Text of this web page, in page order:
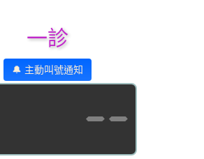
一診
🔔 主動叫號通知
--